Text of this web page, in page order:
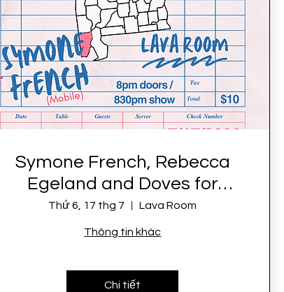
Symone French, Rebecca
Egeland and Doves for
Peace LIVE at Lava Room
Thứ 6, 17 thg 7 Lava Room
Thông tin khác
Chi tiết